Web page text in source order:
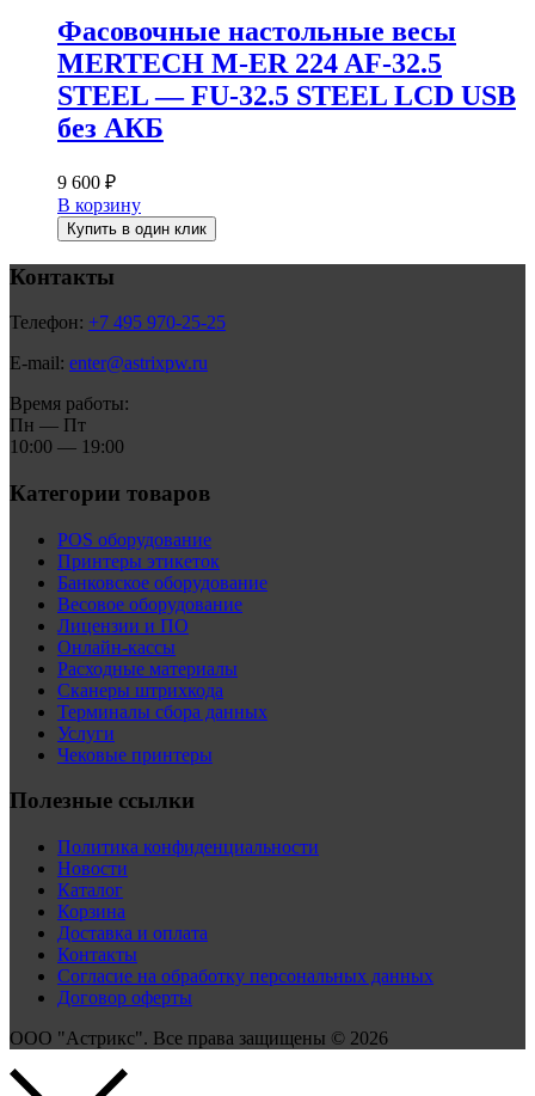
Фасовочные настольные весы
MERTECH M-ER 224 AF-32.5
STEEL — FU-32.5 STEEL LCD USB
без АКБ
9 600 ₽
В корзину
Купить в один клик
Контакты
Телефон: +7 495 970-25-25
E-mail: enter@astrixpw.ru
Время работы:
Пн — Пт
10:00 — 19:00
Категории товаров
POS оборудование
Принтеры этикеток
Банковское оборудование
Весовое оборудование
Лицензии и ПО
Онлайн-кассы
Расходные материалы
Сканеры штрихкода
Терминалы сбора данных
Услуги
Чековые принтеры
Полезные ссылки
Политика конфиденциальности
Новости
Каталог
Корзина
Доставка и оплата
Контакты
Согласие на обработку персональных данных
Договор оферты
ООО "Астрикс". Все права защищены © 2026